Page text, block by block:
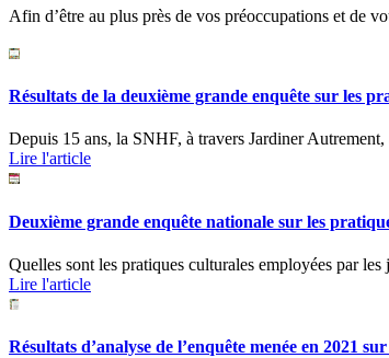
Afin d’être au plus près de vos préoccupations et de
Résultats de la deuxième grande enquête sur les
Depuis 15 ans, la SNHF, à travers Jardiner Autrement,
Lire l'article
Deuxième grande enquête nationale sur les
Quelles sont les pratiques culturales employées par
Lire l'article
Résultats d’analyse de l’enquête menée en 2021